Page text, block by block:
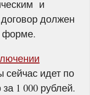
и
должен
форме.
сейчас идет по
1 000 рублей.